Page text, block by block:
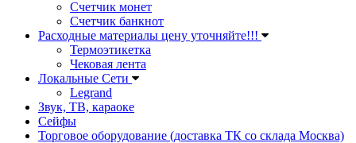
Счетчик монет
Счетчик банкнот
Расходные материалы цену уточняйте!!!
Термоэтикетка
Чековая лента
Локальные Сети
Legrand
Звук, ТВ, караоке
Сейфы
Торговое оборудование (доставка ТК со склада Москва)